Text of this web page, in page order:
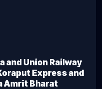
and Union Railway
Express and
Amrit Bharat